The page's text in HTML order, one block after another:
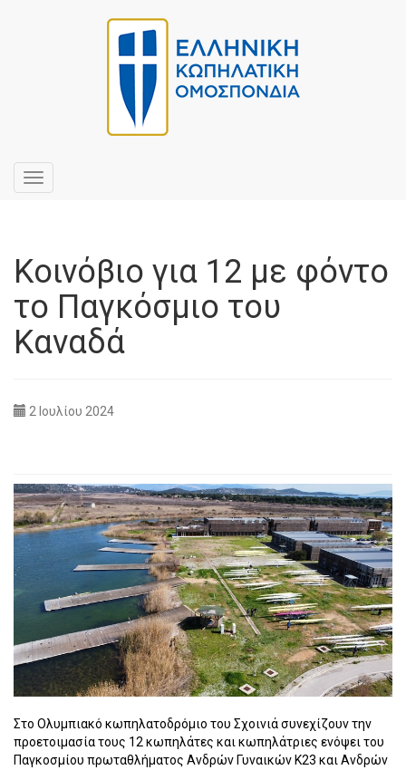
Toggle
navigation
Κοινόβιο για 12 με φόντο
το Παγκόσμιο του
Καναδά
2 Ιουλίου 2024
Στο Ολυμπιακό κωπηλατοδρόμιο του Σχοινιά συνεχίζουν την
προετοιμασία τους 12 κωπηλάτες και κωπηλάτριες ενόψει του
Παγκοσμίου πρωταθλήματος Ανδρών Γυναικών Κ23 και Ανδρών